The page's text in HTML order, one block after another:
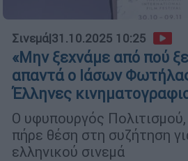
Σινεμά|31.10.2025 10:25
«Μην ξεχνάμε από πού
απαντά ο Ιάσων
Έλληνες
Ο υφυπουργός
πήρε θέση στη συζήτηση
ελληνικού σινεμά